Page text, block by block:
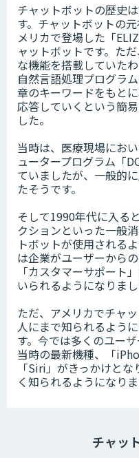
チャットボットの歴史
す。チャットボットの
メリカで登場した「
ャットボットです。た
な機能を搭載していた
自然言語処理プログラ
章のキーワードをもと
応答していくという簡
した。
当時は、医療現場にお
ュータープログラム「
ていましたが、一般的
たそうです。
そして1990年代に入る
クションといった一般
トボットが使用される
は企業がユーザーから
「カスタマーサポート
いられるようになりまし
ただ、アメリカでチャ
人にまで知られるよう
す。今では多くのユー
当時の最新機種、「
「Siri」がきっかけと
く知られるようになりま
チャッ